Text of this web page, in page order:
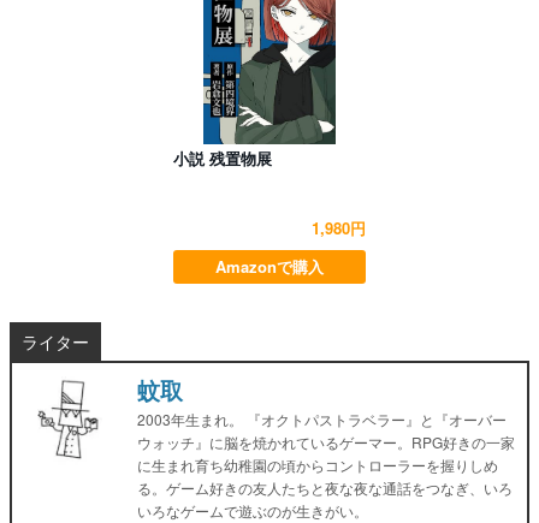
小説 残置物展
1,980円
Amazonで購入
ライター
蚊取
2003年生まれ。 『オクトパストラベラー』と『オーバー
ウォッチ』に脳を焼かれているゲーマー。RPG好きの一家
に生まれ育ち幼稚園の頃からコントローラーを握りしめ
る。ゲーム好きの友人たちと夜な夜な通話をつなぎ、いろ
いろなゲームで遊ぶのが生きがい。